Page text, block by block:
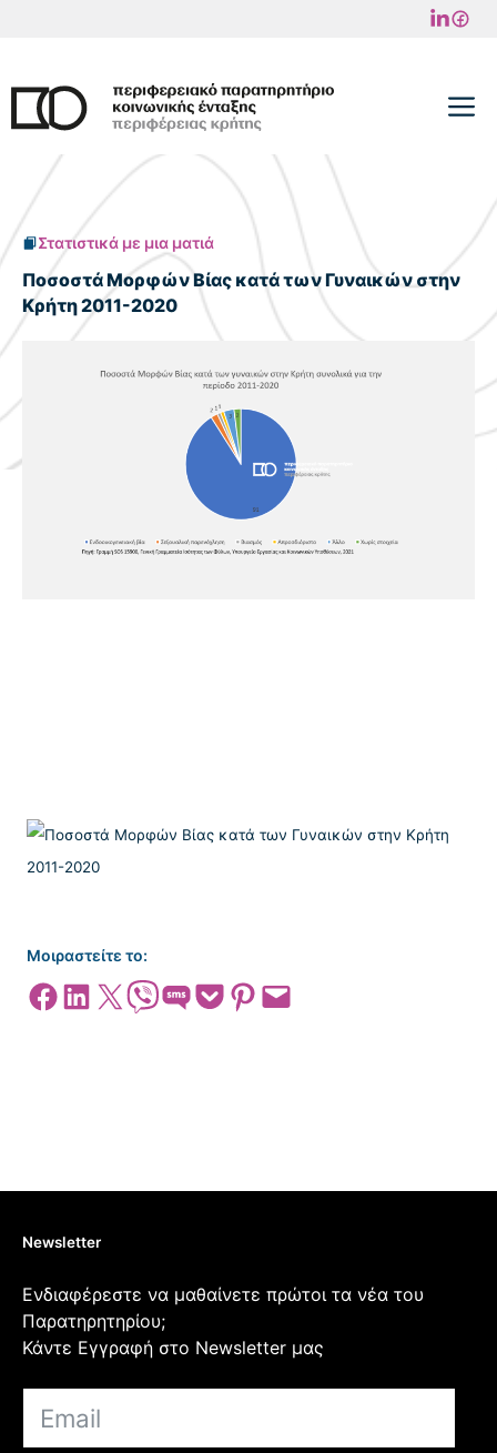
περιεχόμενο
Στατιστικά με μια ματιά
Ποσοστά Μορφών Βίας κατά των Γυναικών στην
Κρήτη 2011-2020
Μοιραστείτε το:
Share on Facebook
Share on LinkedIn
Share on X Share on ViberShare on SMSShare on Pocket
Share on Pinterest
Email this Page
Newsletter
Ενδιαφέρεστε να μαθαίνετε πρώτοι τα νέα του
Παρατηρητηρίου;
Κάντε Εγγραφή στο Newsletter μας